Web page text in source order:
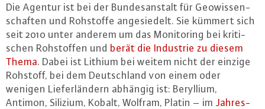
Die Agentur ist bei der Bun­des­an­stalt für Geo­wis­sen­
schaf­ten und Rohstoffe an­ge­sie­delt. Sie kümmert sich
seit 2010 unter anderem um das Mo­ni­to­ring bei kri­ti­
schen Roh­stof­fen und berät die Industrie zu diesem
Thema. Dabei ist Lithium bei weitem nicht der einzige
Rohstoff, bei dem Deutsch­land von einem oder
wenigen Lie­fer­län­dern abhängig ist: Beryllium,
Antimon, Silizium, Kobalt, Wolfram, Platin – im Jah­res­